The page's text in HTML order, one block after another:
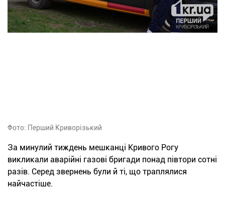
Фото: Перший Криворізький
За минулий тиждень мешканці Кривого Рогу
викликали аварійні газові бригади понад півтори сотні
разів. Серед звернень були й ті, що траплялися
найчастіше.